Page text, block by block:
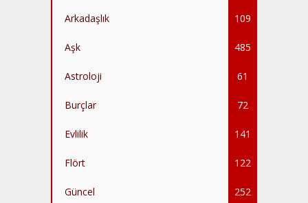
Arkadaşlık 109
Aşk 485
Astroloji 61
Burçlar 72
Evlilik 141
Flört 122
Güncel 252